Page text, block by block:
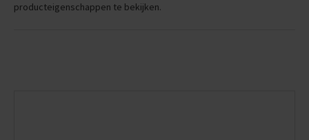
producteigenschappen te bekijken.